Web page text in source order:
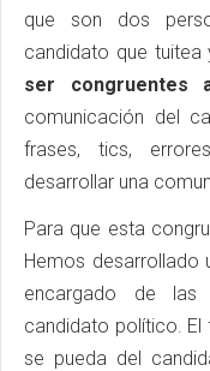
que son dos
candidato que tuitea
ser congruentes
comunicación del
frases, tics,
desarrollar una
Para que esta
Hemos desarrollado
encargado de las
candidato político.
se pueda del